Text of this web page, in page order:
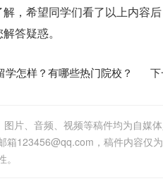
，希望同学们看了以上内容
答疑惑。
学怎样？有哪些热门院校？
片、音频、视频等稿件均为自媒